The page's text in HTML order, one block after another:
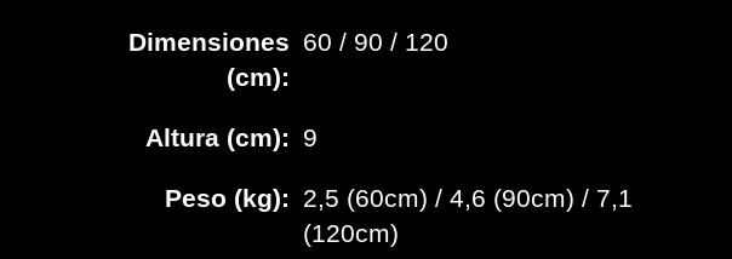
Dimensiones
(cm):
60 / 90 / 120
Altura (cm): 9
Peso (kg):
2,5 (60cm) / 4,6 (90cm) / 7,1
(120cm)